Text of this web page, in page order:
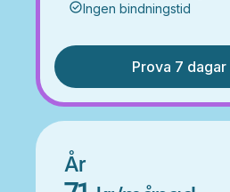
Ingen bindningstid
Prova 7
År